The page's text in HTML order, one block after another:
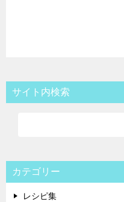
サイト内検索
カテゴリー
レシピ集